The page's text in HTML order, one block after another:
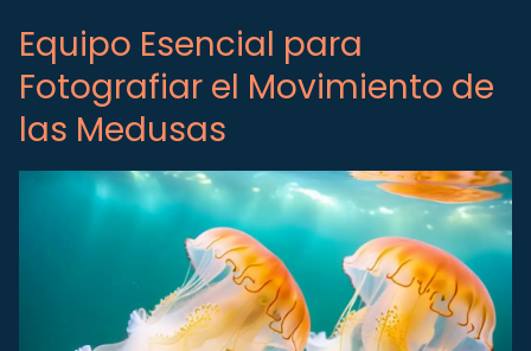
Equipo Esencial para
Fotografiar el Movimiento de
las Medusas